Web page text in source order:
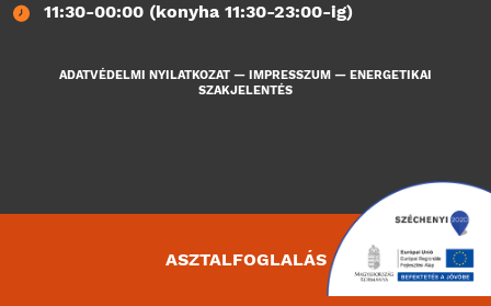
11:30-00:00 (konyha 11:30-23:00-ig)
ADATVÉDELMI NYILATKOZAT — IMPRESSZUM — ENERGETIKAI
SZAKJELENTÉS
ASZTALFOGLALÁS